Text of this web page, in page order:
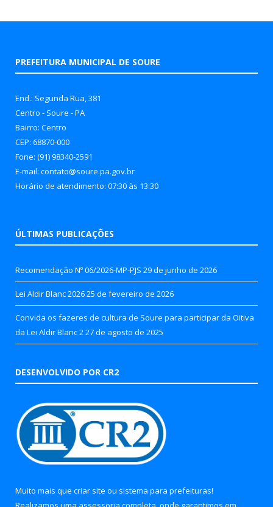
PREFEITURA MUNICIPAL DE SOURE
End.: Segunda Rua, 381
Centro - Soure - PA
Bairro: Centro
CEP: 68870-000
Fone: (91) 98340-2591
E-mail: contato@soure.pa.gov.br
Horário de atendimento: 07:30 às 13:30
ÚLTIMAS PUBLICAÇÕES
Recomendação Nº 06/2026-MP-PJS 29 de junho de 2026
Lei Aldir Blanc 202625 de fevereiro de 2026
Convida os fazeres de cultura de Soure para participar da Oitiva
da Lei Aldir Blanc 227 de agosto de 2025
DESENVOLVIDO POR CR2
Muito mais que criar site ou sistema para prefeituras!